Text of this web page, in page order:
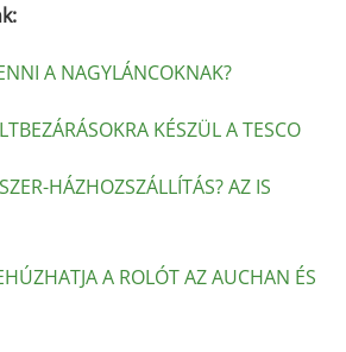
A NAGYLÁNCOKNAK?
KÉSZÜL A TESCO
HÁZHOZSZÁLLÍTÁS? AZ IS
A ROLÓT AZ AUCHAN ÉS